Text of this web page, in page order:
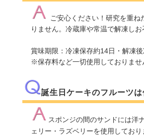
ご安心ください！研究を重
りません。冷蔵庫や常温で解凍し
賞味期限：冷凍保存約14日・解凍
※保存料など一切使用しておりませ
誕生日ケーキのフルーツ
スポンジの間のサンドには洋
ェリー・ラズベリーを使用しており